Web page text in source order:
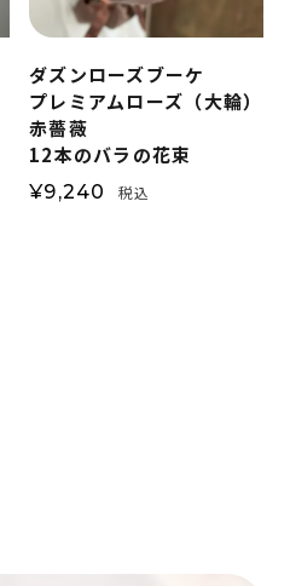
ダズンローズブーケ
プレミアムローズ（大輪）
赤薔薇
12本のバラの花束
¥9,240 税込